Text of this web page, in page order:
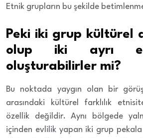
Etnik grupların bu şekilde
Peki iki grup kültürel
olup iki ayrı
oluşturabilirler mi?
Bu noktada yaygın olan bir
arasındaki kültürel farklılık
özellik değildir. Aynı bölgede
içinden evlilik yapan iki grup pekala